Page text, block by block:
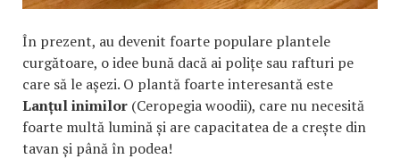
În prezent, au devenit foarte populare plantele
curgătoare, o idee bună dacă ai polițe sau rafturi pe
care să le așezi. O plantă foarte interesantă este
Lanțul inimilor (Ceropegia woodii), care nu necesită
foarte multă lumină și are capacitatea de a crește din
tavan și până în podea!